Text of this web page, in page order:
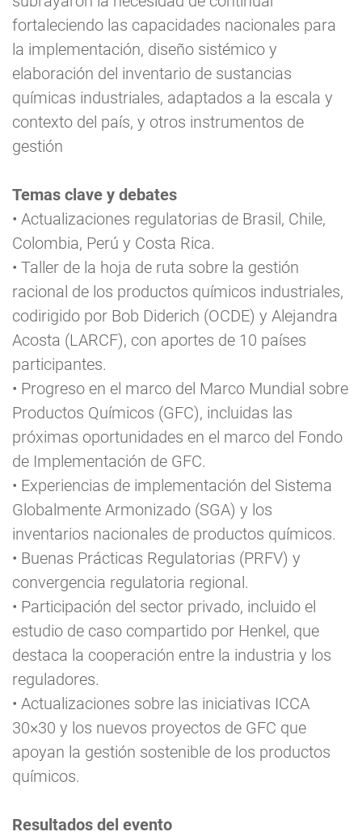
fortaleciendo las capacidades nacionales para
la implementación, diseño sistémico y
elaboración del inventario de sustancias
químicas industriales, adaptados a la escala y
contexto del país, y otros instrumentos de
gestión
Temas clave y debates
• Actualizaciones regulatorias de Brasil, Chile,
Colombia, Perú y Costa Rica.
• Taller de la hoja de ruta sobre la gestión
racional de los productos químicos industriales,
codirigido por Bob Diderich (OCDE) y Alejandra
Acosta (LARCF), con aportes de 10 países
participantes.
• Progreso en el marco del Marco Mundial sobre
Productos Químicos (GFC), incluidas las
próximas oportunidades en el marco del Fondo
de Implementación de GFC.
• Experiencias de implementación del Sistema
Globalmente Armonizado (SGA) y los
inventarios nacionales de productos químicos.
• Buenas Prácticas Regulatorias (PRFV) y
convergencia regulatoria regional.
• Participación del sector privado, incluido el
estudio de caso compartido por Henkel, que
destaca la cooperación entre la industria y los
reguladores.
• Actualizaciones sobre las iniciativas ICCA
30×30 y los nuevos proyectos de GFC que
apoyan la gestión sostenible de los productos
químicos.
Resultados del evento